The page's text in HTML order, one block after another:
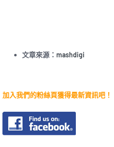
文章來源： mashdigi
加入我們的粉絲頁獲得最新資訊吧！